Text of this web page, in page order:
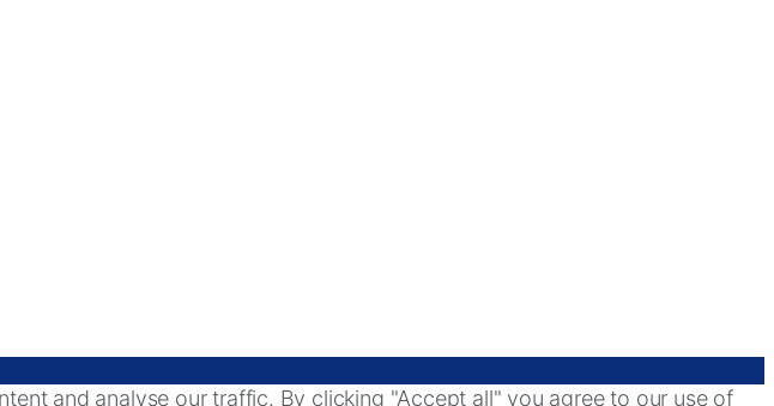
and analyse our traffic. By clicking "Accept all" you agree to our use of